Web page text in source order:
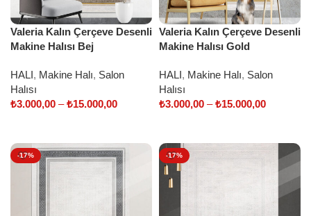
Valeria Kalın Çerçeve Desenli
Makine Halısı Bej
HALI, Makine Halı, Salon
Halısı
₺3.000,00 –₺15.000,00
Valeria Kalın Çerçeve Desenli
Makine Halısı Gold
HALI, Makine Halı, Salon
Halısı
₺3.000,00 –₺15.000,00
-17% -17%